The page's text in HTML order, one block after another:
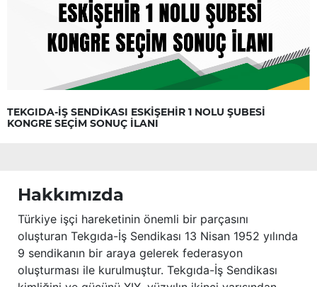
TEKGIDA-İŞ SENDİKASI ESKİŞEHİR 1 NOLU ŞUBESİ
KONGRE SEÇİM SONUÇ İLANI
Hakkımızda
Türkiye işçi hareketinin önemli bir parçasını
oluşturan Tekgıda-İş Sendikası 13 Nisan 1952 yılında
9 sendikanın bir araya gelerek federasyon
oluşturması ile kurulmuştur. Tekgıda-İş Sendikası